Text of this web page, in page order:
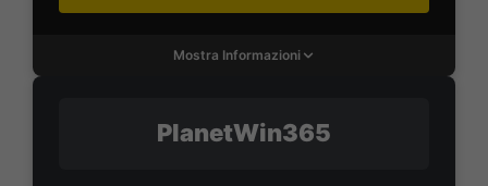
Mostra Informazioni
PlanetWin365